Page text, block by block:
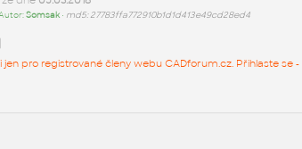
Autor:Somsak• md5: 27783ffa772910b1d1d413e49cd28ed4
jen pro registrované členy webu CADforum.cz. Přihlaste se -